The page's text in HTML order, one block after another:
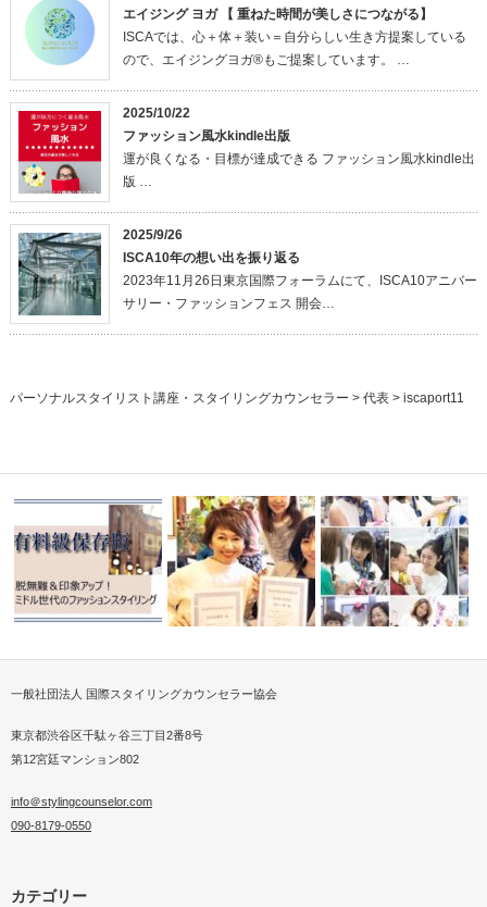
エイジング ヨガ 【 重ねた時間が美しさにつながる】
ISCAでは、心＋体＋装い＝自分らしい生き方提案している
ので、エイジングヨガ®もご提案しています。 …
2025/10/22
ファッション風水kindle出版
運が良くなる・目標が達成できる ファッション風水kindle出
版 …
2025/9/26
ISCA10年の想い出を振り返る
2023年11月26日東京国際フォーラムにて、ISCA10アニバー
サリー・ファッションフェス 開会…
パーソナルスタイリスト講座・スタイリングカウンセラー > 代表> iscaport11
ンスタイリン…
®札幌初開催…
一般社団法人 国際スタイリングカウンセラー協会
東京都渋谷区千駄ヶ谷三丁目2番8号
第12宮廷マンション802
info＠stylingcounselor.com
090-8179-0550
カテゴリー